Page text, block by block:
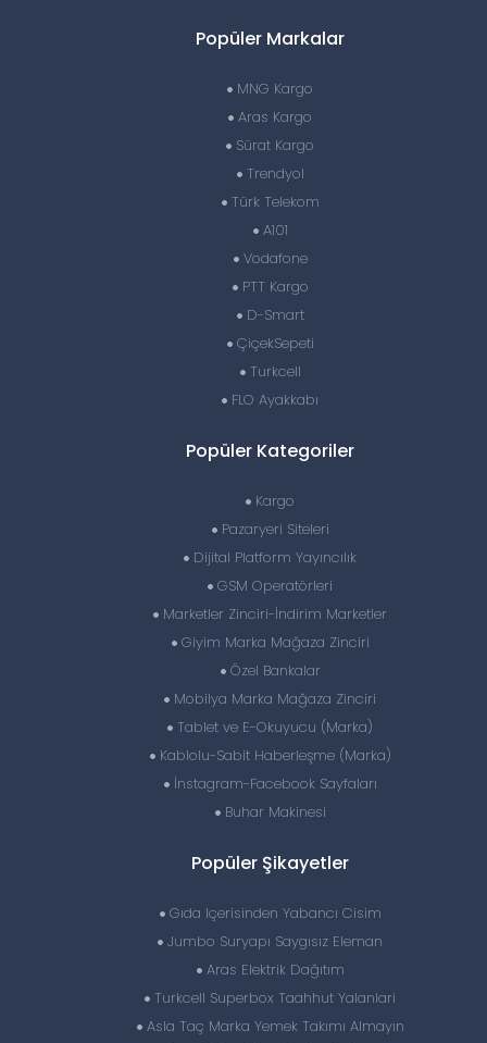
Popüler Markalar
MNG Kargo
Aras Kargo
Sürat Kargo
Trendyol
Türk Telekom
A101
Vodafone
PTT Kargo
D-Smart
ÇiçekSepeti
Turkcell
FLO Ayakkabı
Popüler Kategoriler
Kargo
Pazaryeri Siteleri
Dijital Platform Yayıncılık
GSM Operatörleri
Marketler Zinciri-İndirim Marketler
Giyim Marka Mağaza Zinciri
Özel Bankalar
Mobilya Marka Mağaza Zinciri
Tablet ve E-Okuyucu (Marka)
Kablolu-Sabit Haberleşme (Marka)
İnstagram-Facebook Sayfaları
Buhar Makinesi
Popüler Şikayetler
Gıda Içerisinden Yabancı Cisim
Jumbo Suryapı Saygısız Eleman
Aras Elektrik Dağıtım
Turkcell Superbox Taahhut Yalanlari
Asla Taç Marka Yemek Takımı Almayın